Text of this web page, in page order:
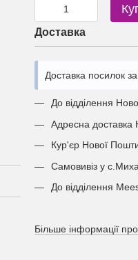
Доставка
Доставка посилок
До відділення
Адресна доставка
Кур'єр Нової
Самовивіз у
До відділення
Більше інформації